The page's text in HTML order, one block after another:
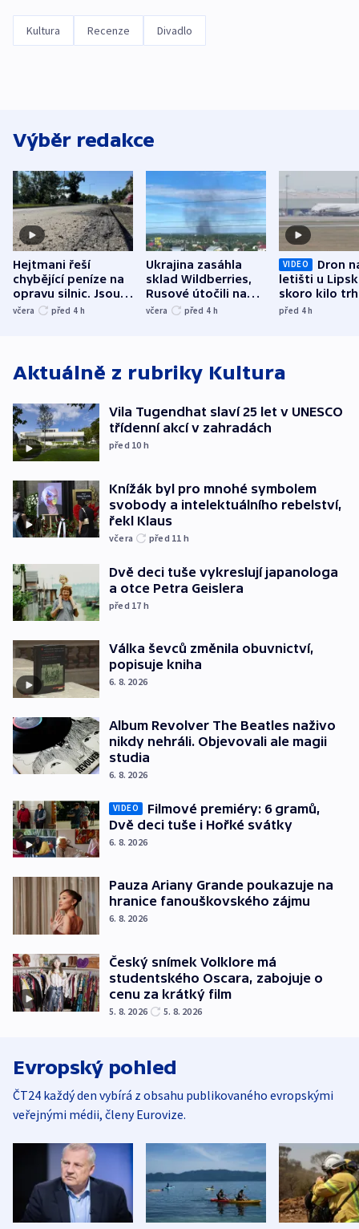
Kultura Recenze Divadlo
Výběr redakce
Hejtmani řeší
chybějící peníze na
opravu silnic. Jsou
nenárokové, namítá
včera před 4 h
Ukrajina zasáhla
sklad Wildberries,
Rusové útočili na
trh, hasiče či
včera před 4 h
VIDEO
Dron
letišti u
skoro kilo
indicie
před 4h
Aktuálně z rubriky Kultura
Vila Tugendhat slaví 25 let v UNESCO
třídenní akcí v zahradách
před 10 h
Knížák byl pro mnohé symbolem
svobody a intelektuálního rebelství,
řekl Klaus
včera před 11 h
Dvě deci tuše vykreslují japanologa
a otce Petra Geislera
před 17 h
Válka ševců změnila obuvnictví,
popisuje kniha
6. 8. 2026
Album Revolver The Beatles naživo
nikdy nehráli. Objevovali ale magii
studia
6. 8. 2026
VIDEO
Filmové premiéry: 6 gramů,
Dvě deci tuše i Hořké svátky
6. 8. 2026
Pauza Ariany Grande poukazuje na
hranice fanouškovského zájmu
6. 8. 2026
Český snímek Volklore má
studentského Oscara, zabojuje o
cenu za krátký film
5. 8. 2026 5. 8. 2026
Evropský pohled
ČT24 každý den vybírá z obsahu publikovaného evropskými
veřejnými médii, členy Eurovize.